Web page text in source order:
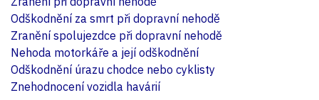
Odškodnění za smrt při dopravní nehodě
Zranění spolujezdce při dopravní nehodě
Nehoda motorkáře a její odškodnění
Odškodnění úrazu chodce nebo cyklisty
Znehodnocení vozidla havárií